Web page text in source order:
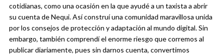
cotidianas, como una ocasión en la que ayudé a un taxista a abrir
su cuenta de Nequi. Así construí una comunidad maravillosa unida
por los consejos de protección y adaptación al mundo digital. Sin
embargo, también comprendí el enorme riesgo que corremos al
publicar diariamente, pues sin darnos cuenta, convertimos